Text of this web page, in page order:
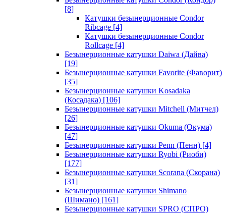
[8]
Катушки безынерционные Condor
Ribcage [4]
Катушки безынерционные Condor
Rollcage [4]
Безынерционные катушки Daiwa (Дайва)
[19]
Безынерционные катушки Favorite (Фаворит)
[35]
Безынерционные катушки Kosadaka
(Косадака) [106]
Безынерционные катушки Mitchell (Митчел)
[26]
Безынерционные катушки Okuma (Окума)
[47]
Безынерционные катушки Penn (Пенн) [4]
Безынерционные катушки Ryobi (Риоби)
[177]
Безынерционные катушки Scorana (Скорана)
[31]
Безынерционные катушки Shimano
(Шимано) [161]
Безынерционные катушки SPRO (СПРО)